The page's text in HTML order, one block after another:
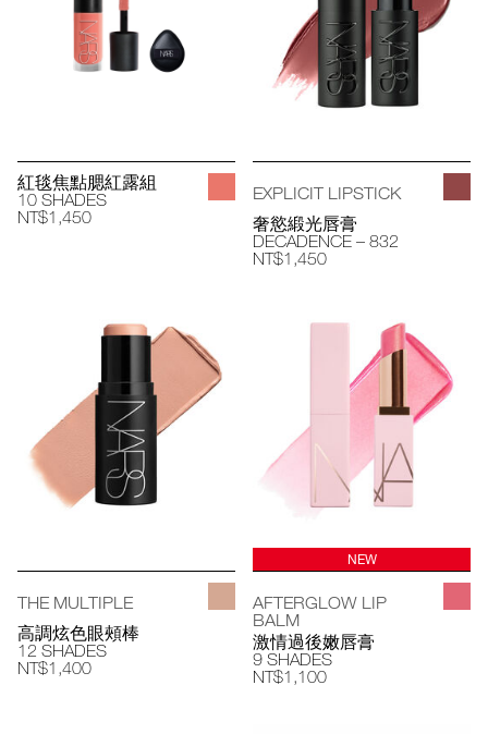
紅毯焦點腮紅露組
10 SHADES
NT$1,450
EXPLICIT LIPSTICK
奢慾緞光唇膏
DECADENCE – 832
NT$1,450
THE MULTIPLE
高調炫色眼頰棒
12 SHADES
NT$1,400
NEW
AFTERGLOW LIP
BALM
激情過後嫩唇膏
9 SHADES
NT$1,100